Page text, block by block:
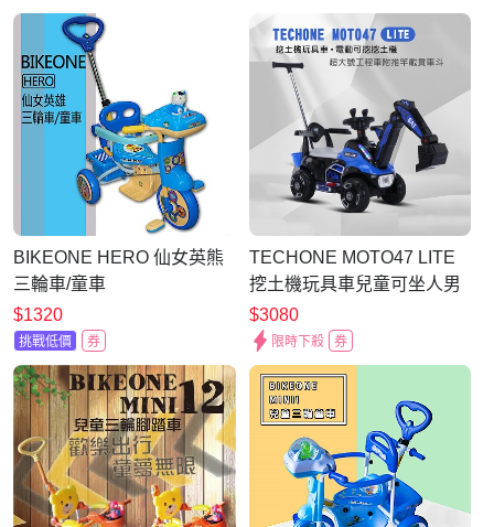
BIKEONE HERO 仙女英熊
三輪車/童車
$1320
挑戰低價 券
TECHONE MOTO47 LITE
挖土機玩具車兒童可坐人男
孩電動可挖挖土機超大號工
程車附推竿載貨車斗
$3080
限時下殺 券